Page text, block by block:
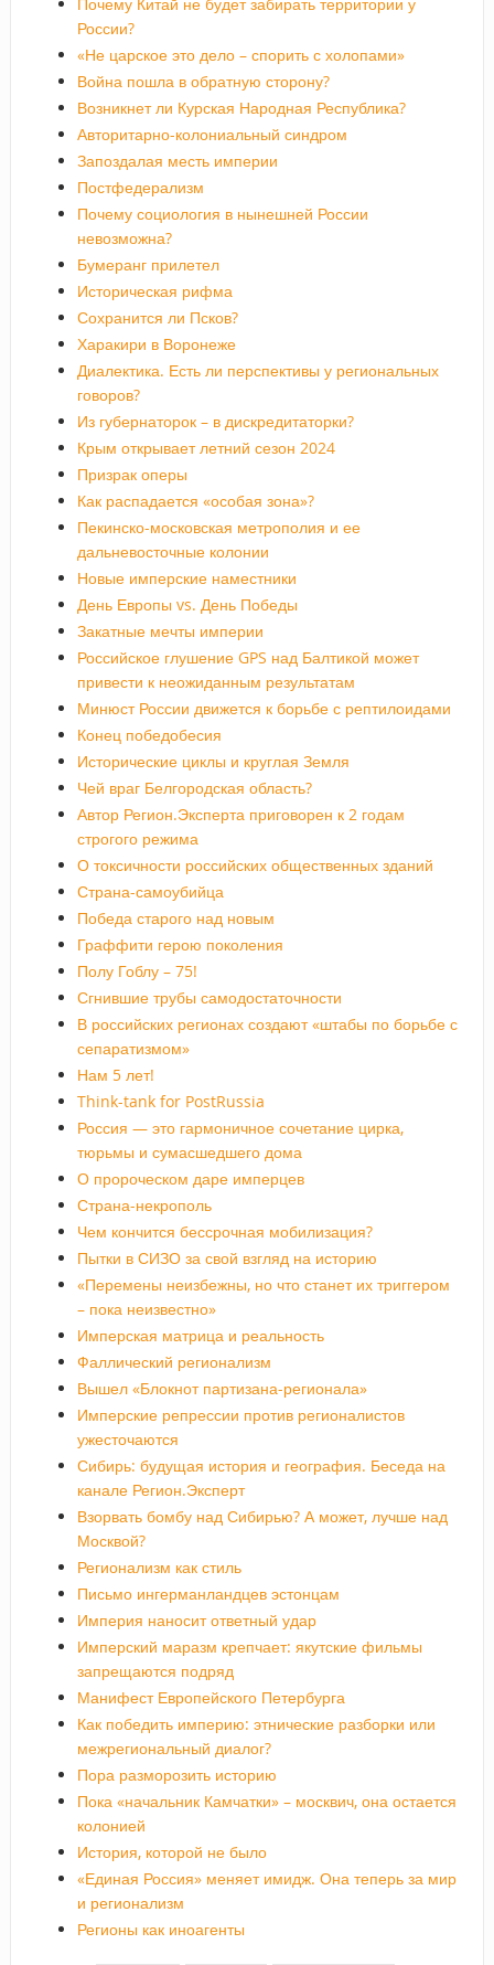
России?
«Не царское это дело – спорить с холопами»
Война пошла в обратную сторону?
Возникнет ли Курская Народная Республика?
Авторитарно-колониальный синдром
Запоздалая месть империи
Постфедерализм
Почему социология в нынешней России
невозможна?
Бумеранг прилетел
Историческая рифма
Сохранится ли Псков?
Харакири в Воронеже
Диалектика. Есть ли перспективы у региональных
говоров?
Из губернаторок – в дискредитаторки?
Крым открывает летний сезон 2024
Призрак оперы
Как распадается «особая зона»?
Пекинско-московская метрополия и ее
дальневосточные колонии
Новые имперские наместники
День Европы vs. День Победы
Закатные мечты империи
Российское глушение GPS над Балтикой может
привести к неожиданным результатам
Минюст России движется к борьбе с рептилоидами
Конец победобесия
Исторические циклы и круглая Земля
Чей враг Белгородская область?
Автор Регион.Эксперта приговорен к 2 годам
строгого режима
О токсичности российских общественных зданий
Страна-самоубийца
Победа старого над новым
Граффити герою поколения
Полу Гоблу – 75!
Сгнившие трубы самодостаточности
В российских регионах создают «штабы по борьбе с
сепаратизмом»
Нам 5 лет!
Think-tank for PostRussia
Россия — это гармоничное сочетание цирка,
тюрьмы и сумасшедшего дома
О пророческом даре имперцев
Страна-некрополь
Чем кончится бессрочная мобилизация?
Пытки в СИЗО за свой взгляд на историю
«Перемены неизбежны, но что станет их триггером
– пока неизвестно»
Имперская матрица и реальность
Фаллический регионализм
Вышел «Блокнот партизана-регионала»
Имперские репрессии против регионалистов
ужесточаются
Сибирь: будущая история и география. Беседа на
канале Регион.Эксперт
Взорвать бомбу над Сибирью? А может, лучше над
Москвой?
Регионализм как стиль
Письмо ингерманландцев эстонцам
Империя наносит ответный удар
Имперский маразм крепчает: якутские фильмы
запрещаются подряд
Манифест Европейского Петербурга
Как победить империю: этнические разборки или
межрегиональный диалог?
Пора разморозить историю
Пока «начальник Камчатки» – москвич, она остается
колонией
История, которой не было
«Единая Россия» меняет имидж. Она теперь за мир
и регионализм
Регионы как иноагенты